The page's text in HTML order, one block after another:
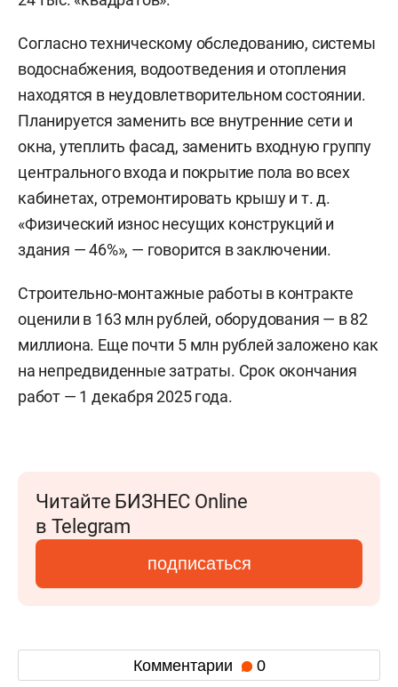
Согласно техническому обследованию, системы
водоснабжения, водоотведения и отопления
находятся в неудовлетворительном состоянии.
Планируется заменить все внутренние сети и
окна, утеплить фасад, заменить входную группу
центрального входа и покрытие пола во всех
кабинетах, отремонтировать крышу и т. д.
«Физический износ несущих конструкций и
здания — 46%», — говорится в заключении.
Строительно-монтажные работы в контракте
оценили в 163 млн рублей, оборудования — в 82
миллиона. Еще почти 5 млн рублей заложено как
на непредвиденные затраты. Срок окончания
работ — 1 декабря 2025 года.
Читайте БИЗНЕС Online
в Telegram
подписаться
Комментарии 0